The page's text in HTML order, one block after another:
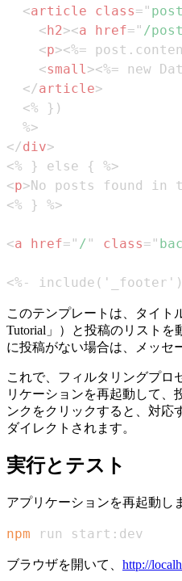
<article class= "
<h2><a href= " /
<p><%=
<small ><%= new
</article>
</div>
<p>No posts found in
<a href= " / " class= "
<%- include('_footer')
このテンプレートは、タイト
Tutorial」）と投稿のリスト
に投稿がない場合は、メッセ
これで、フィルタリングプロ
リケーションを再起動して、
ンクをクリックすると、対応
ダイレクトされます。
実行とテスト
アプリケーションを再起動し
npm run start:dev
ブラウザを開いて、 http://